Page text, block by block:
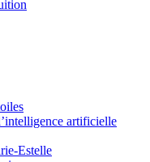
artificielle
Estelle